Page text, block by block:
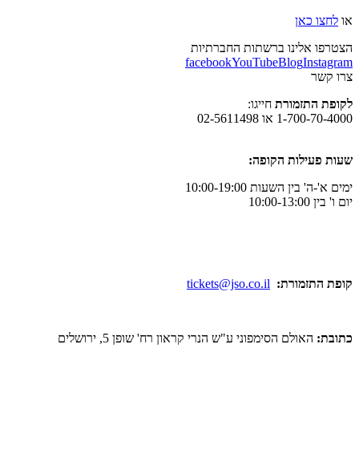
ברשתות החברתיות
facebookYouTubeBlog
חייגו:
02-5611498
הקופה:
השעות 10:00-19:00
tickets@jso.co.il
הסימפוני ע"ש הנרי קראון רח' שופן 5, ירושלים